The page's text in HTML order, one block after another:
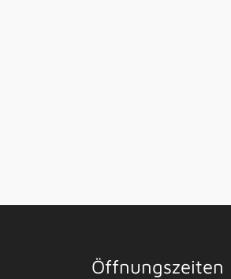
Öffnungszeiten